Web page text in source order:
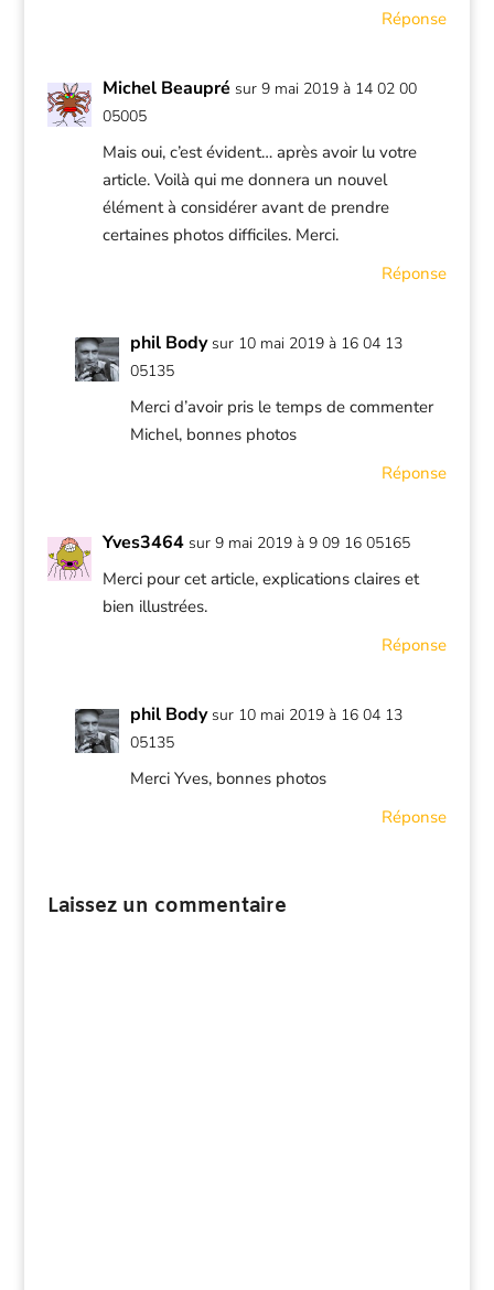
Réponse
Michel Beaupré sur 9 mai 2019 à 14 02 00
05005
Mais oui, c’est évident… après avoir lu votre
article. Voilà qui me donnera un nouvel
élément à considérer avant de prendre
certaines photos difficiles. Merci.
Réponse
phil Body sur 10 mai 2019 à 16 04 13
05135
Merci d’avoir pris le temps de commenter
Michel, bonnes photos
Réponse
Yves3464 sur 9 mai 2019 à 9 09 16 05165
Merci pour cet article, explications claires et
bien illustrées.
Réponse
phil Body sur 10 mai 2019 à 16 04 13
05135
Merci Yves, bonnes photos
Réponse
Laissez un commentaire